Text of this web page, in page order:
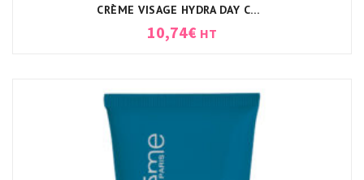
CRÈME VISAGE HYDRA DAY CORÈME
10,74€ HT